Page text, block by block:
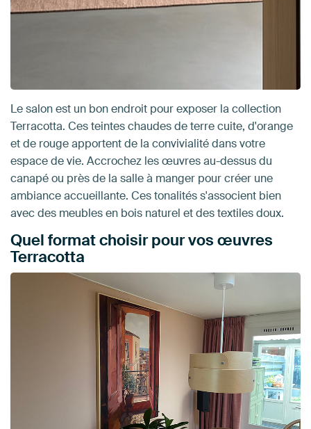
Le salon est un bon endroit pour exposer la collection
Terracotta. Ces teintes chaudes de terre cuite, d'orange
et de rouge apportent de la convivialité dans votre
espace de vie. Accrochez les œuvres au-dessus du
canapé ou près de la salle à manger pour créer une
ambiance accueillante. Ces tonalités s'associent bien
avec des meubles en bois naturel et des textiles doux.
Quel format choisir pour vos œuvres
Terracotta